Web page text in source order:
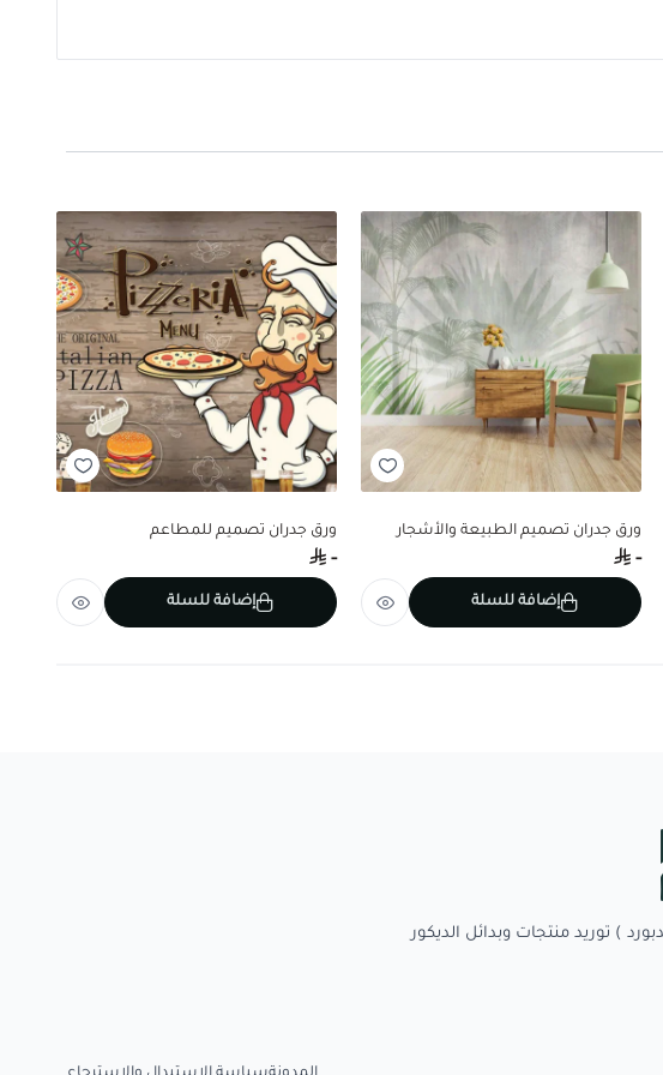
ورق جدران تصميم الطبيعة والأشجار
-
إضافة للسلة
ورق جدران تصميم للمطاعم
-
إضافة للسلة